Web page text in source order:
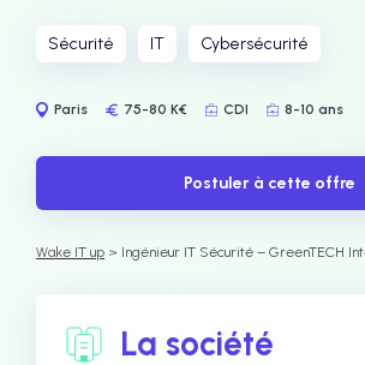
Sécurité IT Cybersécurité
Paris 75-80 K€ CDI 8-10 ans
Postuler à cette offre
Wake IT up > Ingénieur IT Sécurité – GreenTECH
La société